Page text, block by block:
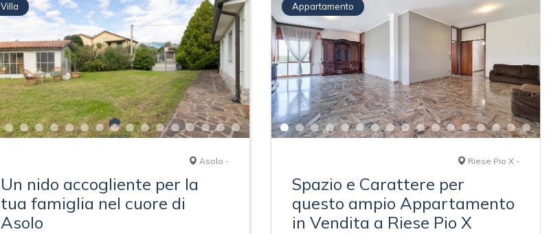
Villa
Asolo -
Un nido accogliente per la
tua famiglia nel cuore di
Asolo
Appartamento
Riese Pio X -
Spazio e Carattere per
questo ampio Appartamento
in Vendita a Riese Pio X